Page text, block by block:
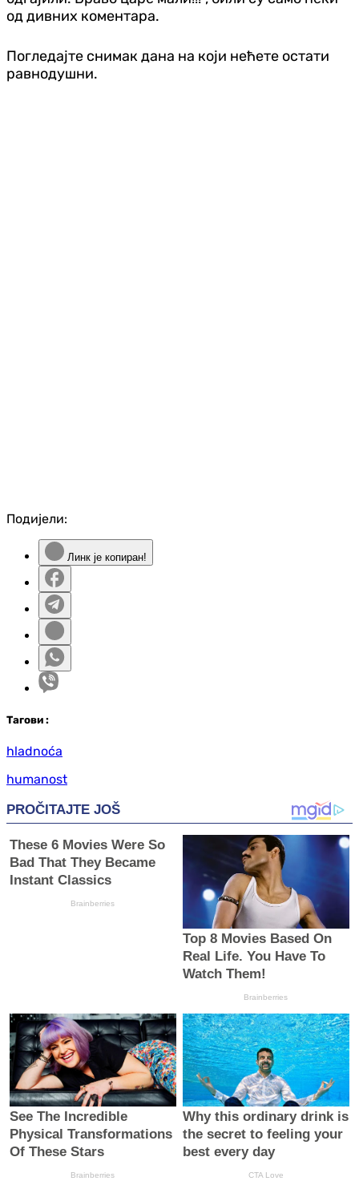
од дивних коментара.
Погледајте снимак дана на који нећете остати
равнодушни.
Подијели:
Линк је копиран!
Тагови :
hladnoća
humanost